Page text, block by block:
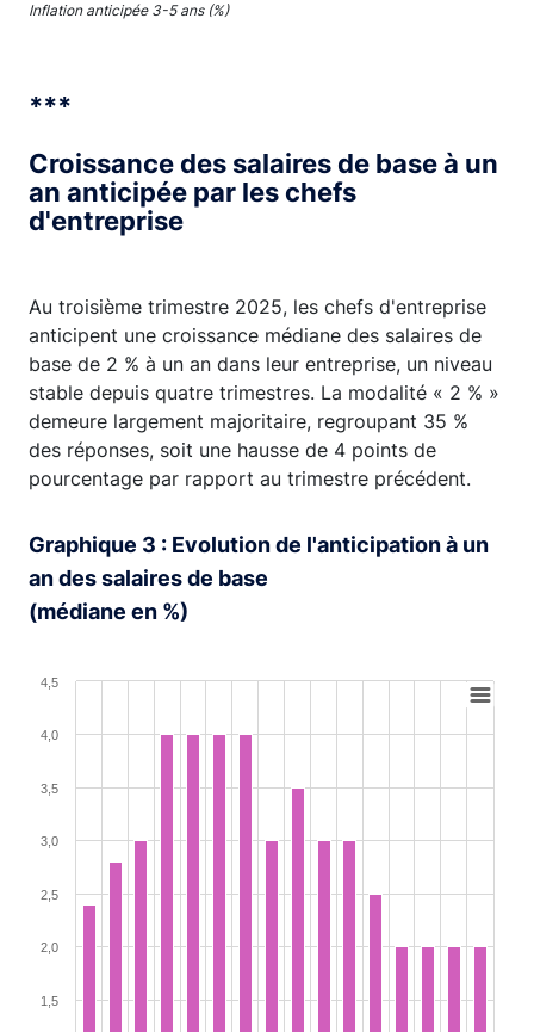
Inflation anticipée 3-5 ans (%)
***
Croissance des salaires de base à un
an anticipée par les chefs
d'entreprise
Au troisième trimestre 2025, les chefs d'entreprise
anticipent une croissance médiane des salaires de
base de 2 % à un an dans leur entreprise, un niveau
stable depuis quatre trimestres. La modalité « 2 % »
demeure largement majoritaire, regroupant 35 %
des réponses, soit une hausse de 4 points de
pourcentage par rapport au trimestre précédent.
Graphique 3 : Evolution de l'anticipation à un
an des salaires de base
(médiane en %)
Bar chart with 16 bars.
The chart has 1 X axis displaying XAxis.
1,5
2,0
2,5
3,0
3,5
4,0
4,5